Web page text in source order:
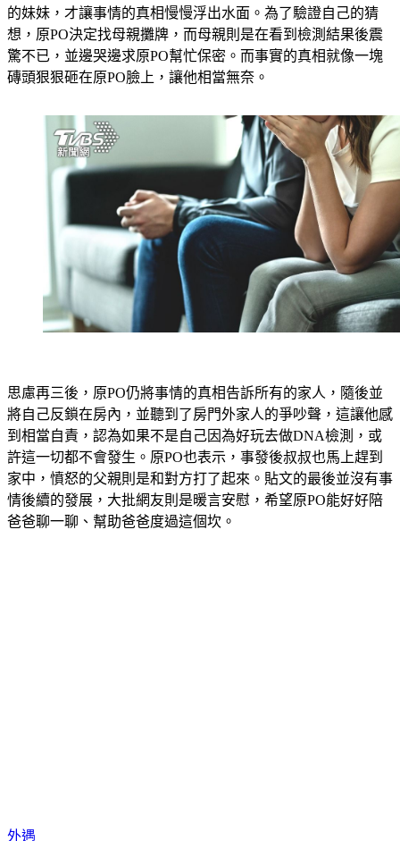
想，原PO決定找母親攤牌，而母親則是在看到檢測結果後震
驚不已，並邊哭邊求原PO幫忙保密。而事實的真相就像一塊
磚頭狠狠砸在原PO臉上，讓他相當無奈。
將自己反鎖在房內，並聽到了房門外家人的爭吵聲，這讓他感
到相當自責，認為如果不是自己因為好玩去做DNA檢測，或
許這一切都不會發生。原PO也表示，事發後叔叔也馬上趕到
家中，憤怒的父親則是和對方打了起來。貼文的最後並沒有事
情後續的發展，大批網友則是暖言安慰，希望原PO能好好陪
爸爸聊一聊、幫助爸爸度過這個坎。
DNA